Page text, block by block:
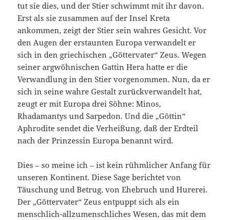
tut sie dies, und der Stier schwimmt mit ihr davon.
Erst als sie zusammen auf der Insel Kreta
ankommen, zeigt der Stier sein wahres Gesicht. Vor
den Augen der erstaunten Europa verwandelt er
sich in den griechischen „Göttervater“ Zeus. Wegen
seiner argwöhnischen Gattin Hera hatte er die
Verwandlung in den Stier vorgenommen. Nun, da er
sich in seine wahre Gestalt zurückverwandelt hat,
zeugt er mit Europa drei Söhne: Minos,
Rhadamantys und Sarpedon. Und die „Göttin“
Aphrodite sendet die Verheißung, daß der Erdteil
nach der Prinzessin Europa benannt wird.
Dies – so meine ich – ist kein rühmlicher Anfang für
unseren Kontinent. Diese Sage berichtet von
Täuschung und Betrug, von Ehebruch und Hurerei.
Der „Göttervater“ Zeus entpuppt sich als ein
menschlich-allzumenschliches Wesen, das mit dem